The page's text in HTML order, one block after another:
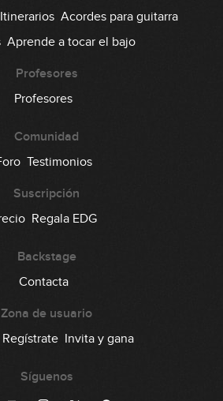
Itinerarios Acordes para guitarra
Aprende a tocar el bajo
Profesores
Profesores
Comunidad
Testimonios
Suscripción
Regala EDG
Backstage
Contacta
Zona de usuario
Regístrate Invita y gana
Síguenos